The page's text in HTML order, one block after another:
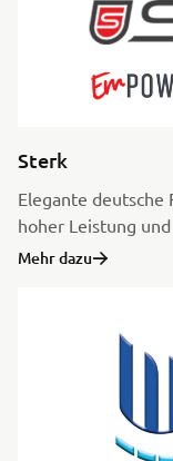
Sterk
Elegante
hoher Leistung
Mehr dazu